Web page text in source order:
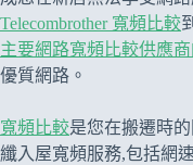
Telecombrother 寬頻比較
主要網路寬頻比較供應
優質網路。
寬頻比較是您在搬遷時
纖入屋寬頻服務,包括網